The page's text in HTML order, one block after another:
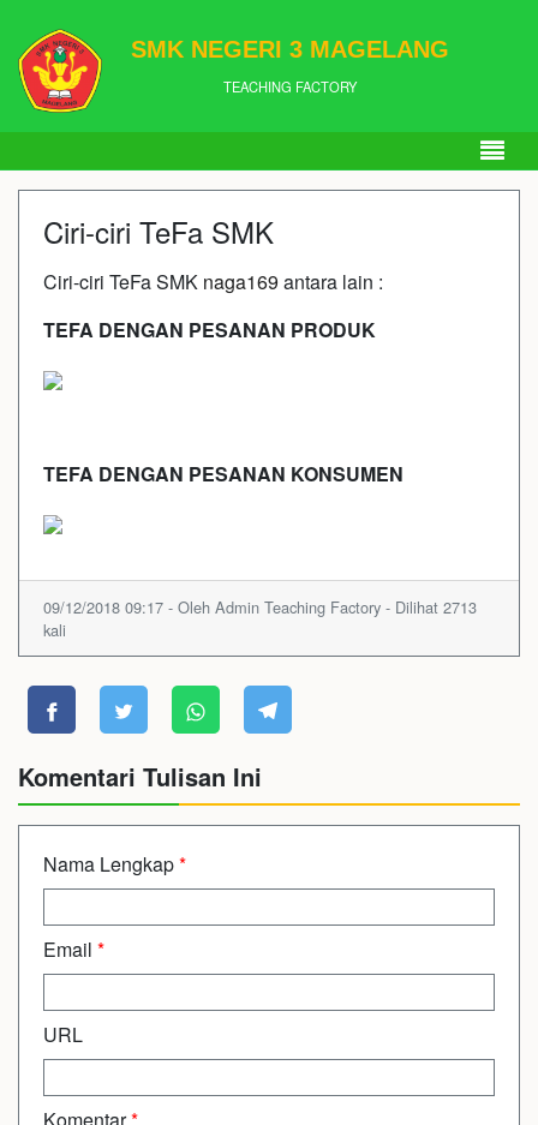
SMK NEGERI 3 MAGELANG
TEACHING FACTORY
Ciri-ciri TeFa SMK
Ciri-ciri TeFa SMK naga169 antara lain :
TEFA DENGAN PESANAN PRODUK
TEFA DENGAN PESANAN KONSUMEN
09/12/2018 09:17 - Oleh Admin Teaching Factory - Dilihat 2713
kali
Komentari Tulisan Ini
Nama Lengkap*
Email *
URL